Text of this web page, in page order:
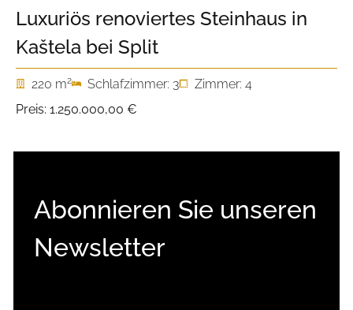
Luxuriös renoviertes Steinhaus in
Kaštela bei Split
220 m2 Schlafzimmer: 3
Zimmer: 4
Preis: 1.250.000,00 €
Abonnieren Sie unseren
Newsletter